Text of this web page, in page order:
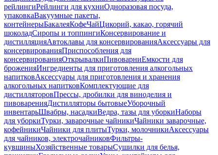
рейлингиРейлинги для кухниОдноразовая посуда,
упаковкаВакуумные пакеты,
контейнерыБакалеяКофеЧайЦикорий, какао, горячий
шоколадСиропы и топпингиКонсервирование и
дистилляцияАвтоклавы для консервированияАксессуары для
консервированияПриспособления для
консервированияОткрывалкиПивоварниЕмкости для
броженияИнгредиенты для приготовления алкогольных
напитковАксессуары для приготовления и хранения
алкогольных напитковКомплектующие для
дистилляторовПрессы, дробилки для виноделия и
пивоваренияДистилляторы бытовыеУборочный
инвентарьШвабры, насадкиВедра, тазы для уборкиНаборы
для уборкиТурки, заварочные чайникиЧайники заварочные,
кофейникиЧайники для плитыТурки, молочникиАксессуары
для чайников, электрочайниковФильтры-
кувшиныХозяйственные товарыСушилки для белья,